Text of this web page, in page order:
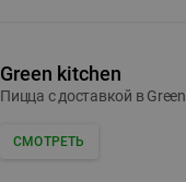
Green kitchen
Пицца c доставкой в Green
СМОТРЕТЬ